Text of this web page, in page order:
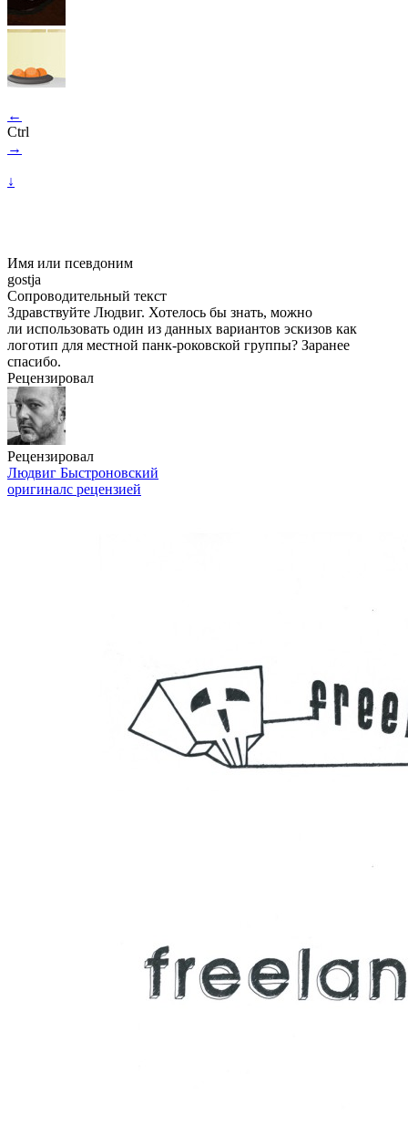
←
Ctrl
→
↓
Имя или псевдоним
gostja
Сопроводительный текст
Здравствуйте Людвиг. Хотелось бы знать, можно
ли использовать один из данных вариантов эскизов как
логотип для местной панк-роковской группы? Заранее
спасибо.
Рецензировал
Рецензировал
Людвиг Быстроновский
оригиналс рецензией